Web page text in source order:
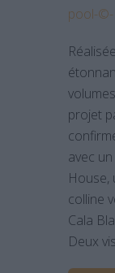
projet
avec
House,
colline
Cala
Deux